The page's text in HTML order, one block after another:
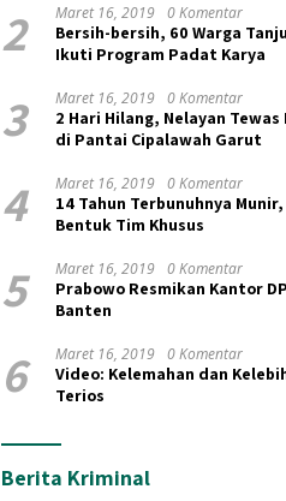
2 Maret 16, 2019 0 Komentar
Bersih-bersih, 60 Warga
Ikuti Program Padat Karya
3 Maret 16, 2019 0 Komentar
2 Hari Hilang, Nelayan Tewas
di Pantai Cipalawah Garut
4 Maret 16, 2019 0 Komentar
14 Tahun Terbunuhnya
Bentuk Tim Khusus
5 Maret 16, 2019 0 Komentar
Prabowo Resmikan Kantor
Banten
6 Maret 16, 2019 0 Komentar
Video: Kelemahan dan
Terios
Berita Kriminal